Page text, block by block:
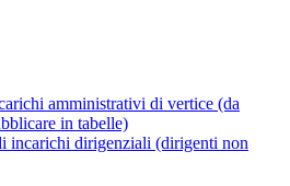
amministrativi di vertice (da
in tabelle)
incarichi dirigenziali (dirigenti non